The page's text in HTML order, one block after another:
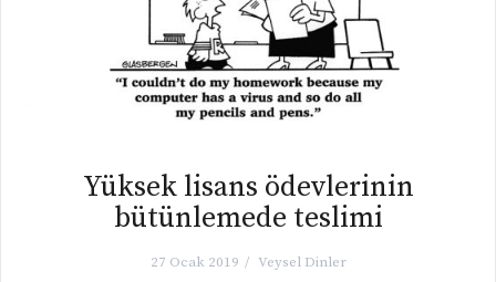
Yüksek lisans ödevlerinin
bütünlemede teslimi
27 Ocak 2019 Veysel Dinler